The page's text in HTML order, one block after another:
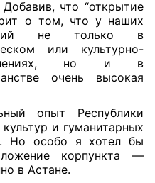
что “открытие
о том, что у наших
не только в
или культурно-
но и в
очень высокая
опыт Республики
и гуманитарных
Но особо я хотел бы
корпункта —
в Астане.